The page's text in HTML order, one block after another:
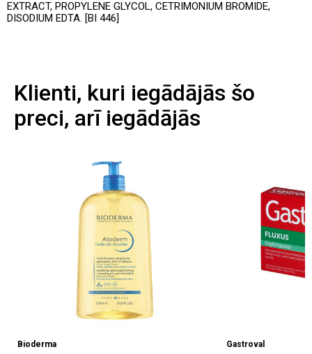
EXTRACT, PROPYLENE GLYCOL, CETRIMONIUM BROMIDE,
DISODIUM EDTA. [BI 446]
Klienti, kuri iegādājās šo
preci, arī iegādājās
Bioderma Gastroval